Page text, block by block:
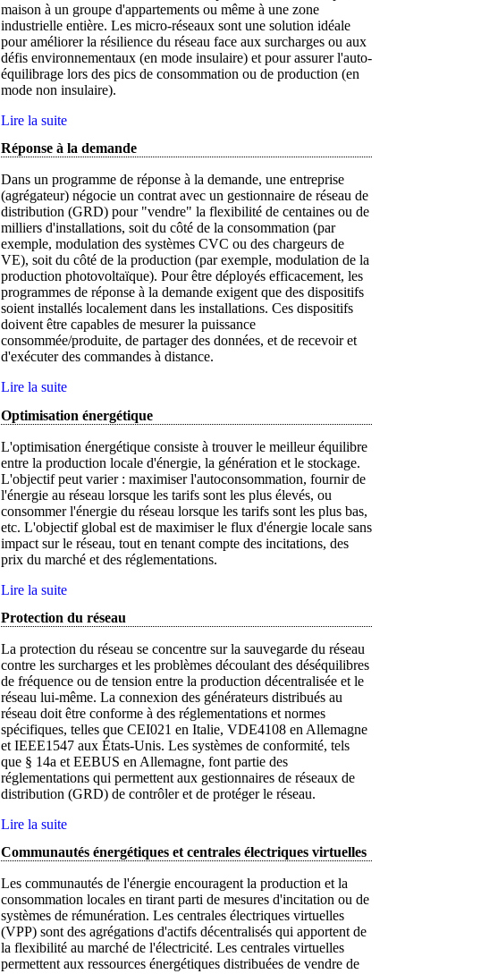
maison à un groupe d'appartements ou même à une zone
industrielle entière. Les micro-réseaux sont une solution idéale
pour améliorer la résilience du réseau face aux surcharges ou aux
défis environnementaux (en mode insulaire) et pour assurer l'auto-
équilibrage lors des pics de consommation ou de production (en
mode non insulaire).
Lire la suite
Réponse à la demande
Dans un programme de réponse à la demande, une entreprise
(agrégateur) négocie un contrat avec un gestionnaire de réseau de
distribution (GRD) pour "vendre" la flexibilité de centaines ou de
milliers d'installations, soit du côté de la consommation (par
exemple, modulation des systèmes CVC ou des chargeurs de
VE), soit du côté de la production (par exemple, modulation de la
production photovoltaïque). Pour être déployés efficacement, les
programmes de réponse à la demande exigent que des dispositifs
soient installés localement dans les installations. Ces dispositifs
doivent être capables de mesurer la puissance
consommée/produite, de partager des données, et de recevoir et
d'exécuter des commandes à distance.
Lire la suite
Optimisation énergétique
L'optimisation énergétique consiste à trouver le meilleur équilibre
entre la production locale d'énergie, la génération et le stockage.
L'objectif peut varier : maximiser l'autoconsommation, fournir de
l'énergie au réseau lorsque les tarifs sont les plus élevés, ou
consommer l'énergie du réseau lorsque les tarifs sont les plus bas,
etc. L'objectif global est de maximiser le flux d'énergie locale sans
impact sur le réseau, tout en tenant compte des incitations, des
prix du marché et des réglementations.
Lire la suite
Protection du réseau
La protection du réseau se concentre sur la sauvegarde du réseau
contre les surcharges et les problèmes découlant des déséquilibres
de fréquence ou de tension entre la production décentralisée et le
réseau lui-même. La connexion des générateurs distribués au
réseau doit être conforme à des réglementations et normes
spécifiques, telles que CEI021 en Italie, VDE4108 en Allemagne
et IEEE1547 aux États-Unis. Les systèmes de conformité, tels
que § 14a et EEBUS en Allemagne, font partie des
réglementations qui permettent aux gestionnaires de réseaux de
distribution (GRD) de contrôler et de protéger le réseau.
Lire la suite
Communautés énergétiques et centrales électriques virtuelles
Les communautés de l'énergie encouragent la production et la
consommation locales en tirant parti de mesures d'incitation ou de
systèmes de rémunération. Les centrales électriques virtuelles
(VPP) sont des agrégations d'actifs décentralisés qui apportent de
la flexibilité au marché de l'électricité. Les centrales virtuelles
permettent aux ressources énergétiques distribuées de vendre de